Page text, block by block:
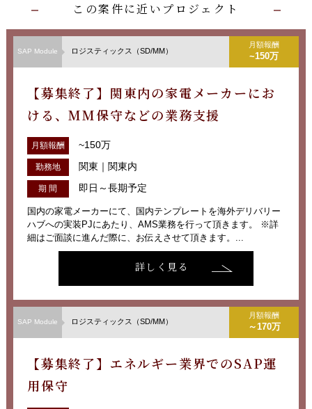
この案件に近いプロジェクト
SAP Module ロジスティックス（SD/MM）
月額報酬
~150万
【募集終了】関東内の家電メーカーにお
ける、MM保守などの業務支援
月額報酬 ~150万
勤務地 関東｜関東内
期 間 即日～長期予定
国内の家電メーカーにて、国内テンプレートを海外デリバリー
ハブへの実装PJにあたり、AMS業務を行って頂きます。 ※詳
細はご面談に進んだ際に、お伝えさせて頂きます。...
詳しく見る
SAP Module ロジスティックス（SD/MM）
月額報酬
～170万
【募集終了】エネルギー業界でのSAP運
用保守